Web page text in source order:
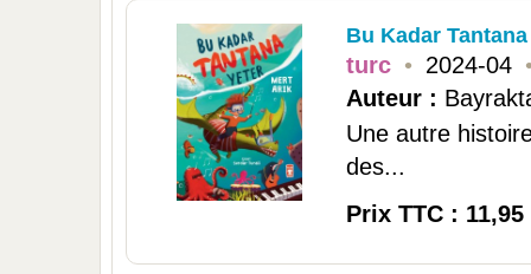
Bu Kadar
turc • 2024-04
Auteur :
Une autre
des...
Prix TTC : 11,95